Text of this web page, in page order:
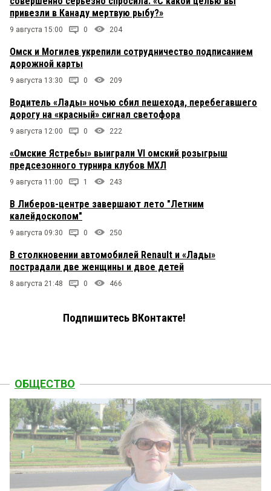
привезли в Канаду мертвую рыбу?»
9 августа 15:00 0 204
Омск и Могилев укрепили сотрудничество подписанием
дорожной карты
9 августа 13:30 0 209
Водитель «Лады» ночью сбил пешехода, перебегавшего
дорогу на «красный» сигнал светофора
9 августа 12:00 0 222
«Омские Ястребы» выиграли VI омский розыгрыш
предсезонного турнира клубов МХЛ
9 августа 11:00 1 243
В Либеров-центре завершают лето "Летним
калейдоскопом"
9 августа 09:30 0 250
В столкновении автомобилей Renault и «Лады»
пострадали две женщины и двое детей
8 августа 21:48 0 466
Подпишитесь ВКонтакте!
ОБЩЕСТВО